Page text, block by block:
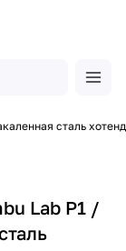
сталь хотенд
Lab P1 /